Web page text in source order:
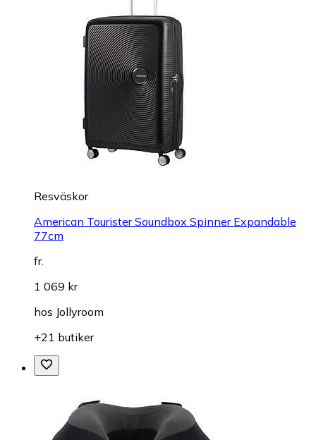
Resväskor
American Tourister Soundbox Spinner Expandable
77cm
fr.
1 069 kr
hos Jollyroom
+21 butiker